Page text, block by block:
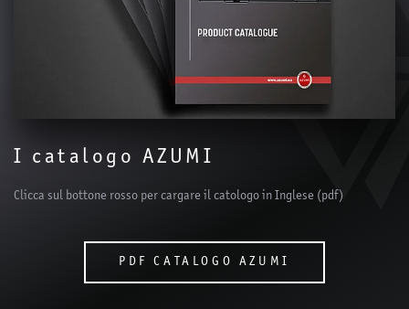
I catalogo AZUMI
Clicca sul bottone rosso per cargare il catologo in Inglese (pdf)
PDF CATALOGO AZUMI